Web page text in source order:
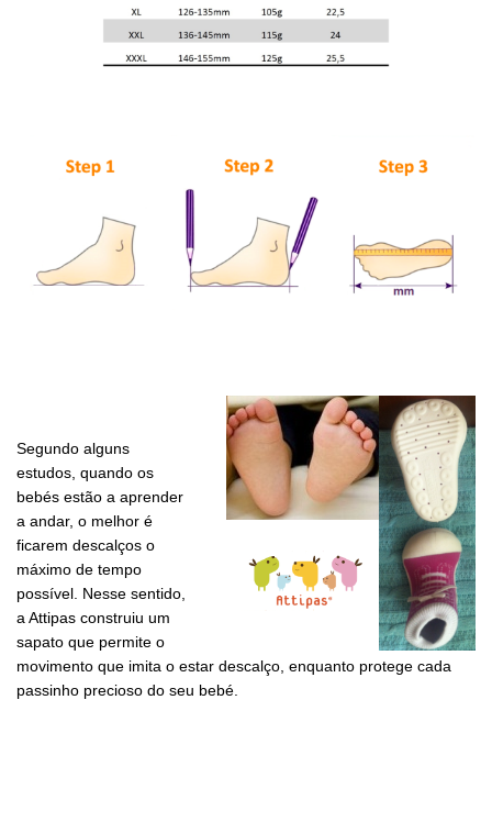
Segundo alguns
estudos, quando os
bebés estão a aprender
a andar, o melhor é
ficarem descalços o
máximo de tempo
possível. Nesse sentido,
a Attipas construiu um
sapato que permite o
movimento que imita o estar descalço, enquanto protege cada
passinho precioso do seu bebé.